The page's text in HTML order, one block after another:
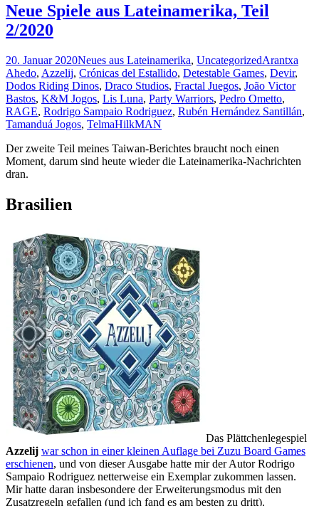
Teil
9/2020
Neue Spiele aus Lateinamerika, Teil
2/2020
20. Januar 2020Neues aus Lateinamerika, UncategorizedArantxa
Ahedo, Azzelij, Crónicas del Estallido, Detestable Games, Devir,
Dodos Riding Dinos, Draco Studios, Fractal Juegos, João Victor
Bastos, K&M Jogos, Lis Luna, Party Warriors, Pedro Ometto,
RAGE, Rodrigo Sampaio Rodriguez, Rubén Hernández Santillán,
Tamanduá Jogos, TelmaHilkMAN
Der zweite Teil meines Taiwan-Berichtes braucht noch einen
Moment, darum sind heute wieder die Lateinamerika-Nachrichten
dran.
Brasilien
Das Plättchenlegespiel
Azzelij war schon in einer kleinen Auflage bei Zuzu Board Games
erschienen, und von dieser Ausgabe hatte mir der Autor Rodrigo
Sampaio Rodriguez netterweise ein Exemplar zukommen lassen.
Mir hatte daran insbesondere der Erweiterungsmodus mit den
Zusatzregeln gefallen (und ich fand es am besten zu dritt).